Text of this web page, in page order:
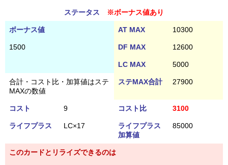
ステータス ※ボーナス値あり
ボーナス値 AT MAX 10300
1500 DF MAX 12600
LC MAX 5000
合計・コスト比・加算値はステ
MAXの数値
ステMAX合計 27900
コスト 9 コスト比 3100
ライフプラス LC×17
ライフプラス
加算値
85000
このカードとリライズできるのは